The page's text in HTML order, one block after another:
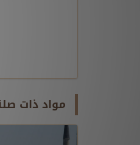
مواد ذات